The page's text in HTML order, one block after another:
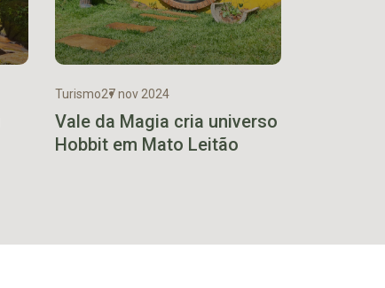
Turismo27 nov 2024
Vale da Magia cria universo
Hobbit em Mato Leitão